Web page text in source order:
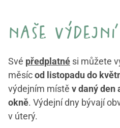
naše
Své předplatné si můžete
měsícod listopadu do
výdejním místě v daný den
okně. Výdejní dny bývají
v úterý.